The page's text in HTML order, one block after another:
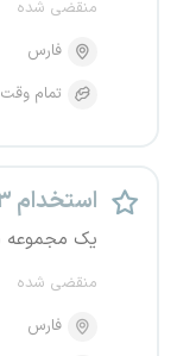
منقضی شده
فارس
تمام وقت
استخدام ۳ عنوان شغلی
یک مجموعه
منقضی شده
فارس